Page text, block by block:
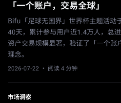
「一个账户，交易全球」
Bifu「足球无国界」世界杯主题活动
40天，累计参与用户近1.4万人，总
资产交易规模显著，验证了「一个账
理念。
2026-07-22 · 阅读 4 分钟
市场洞察